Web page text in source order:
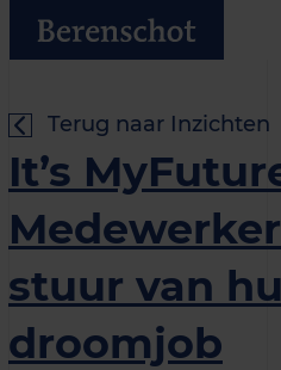
Terug naar Inzichten
It’s
stuur van
droomjob